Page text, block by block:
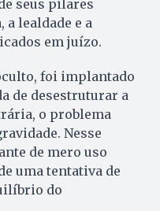
seus pilares
a lealdade e a
em juízo.
foi implantado
de desestruturar a
o problema
Nesse
de mero uso
uma tentativa de
do